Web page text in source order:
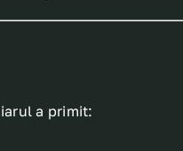
a primit: